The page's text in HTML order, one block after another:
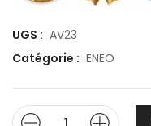
UGS : AV23
Catégorie : ENEO